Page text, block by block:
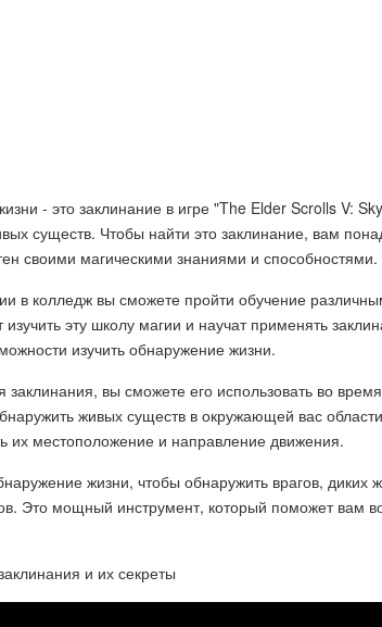
- это заклинание в игре "The Elder Scrolls V:
существ. Чтобы найти это заклинание, вам
своими магическими знаниями и способностями.
в колледж вы сможете пройти обучение
эту школу магии и научат применять
изучить обнаружение жизни.
заклинания, вы сможете его использовать во
живых существ в окружающей вас
их местоположение и направление движения.
жизни, чтобы обнаружить врагов,
Это мощный инструмент, который поможет вам
и их секреты